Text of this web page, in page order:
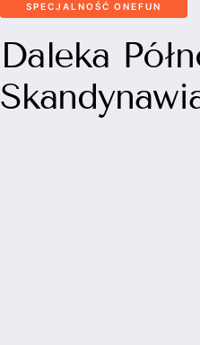
SPECJALNOŚĆ ONEFUN
Daleka